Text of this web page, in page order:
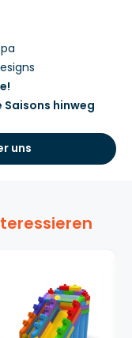
Saisons hinweg
uns